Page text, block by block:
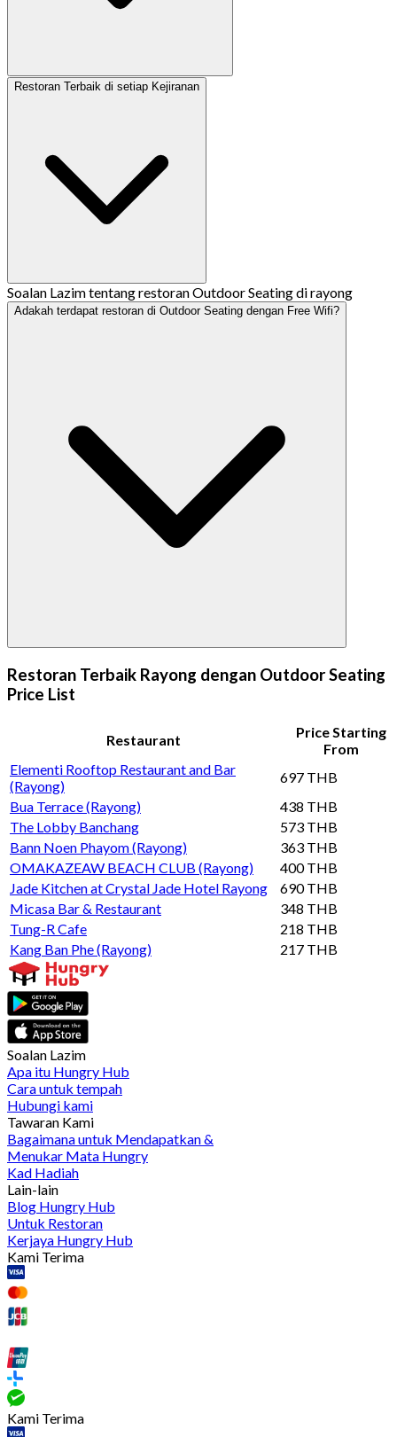
Restoran Terbaik di setiap Kejiranan
Soalan Lazim tentang restoran Outdoor Seating di rayong
Adakah terdapat restoran di Outdoor Seating dengan Free Wifi?
Restoran Terbaik Rayong dengan Outdoor Seating
Price List
Restaurant
Price Starting
From
Elementi Rooftop Restaurant and Bar
(Rayong)
697 THB
Bua Terrace (Rayong)
438 THB
The Lobby Banchang
573 THB
Bann Noen Phayom (Rayong)
363 THB
OMAKAZEAW BEACH CLUB (Rayong)
400 THB
Jade Kitchen at Crystal Jade Hotel Rayong
690 THB
Micasa Bar & Restaurant
348 THB
Tung-R Cafe
218 THB
Kang Ban Phe (Rayong)
217 THB
Soalan Lazim
Apa itu Hungry Hub
Cara untuk tempah
Hubungi kami
Tawaran Kami
Bagaimana untuk Mendapatkan &
Menukar Mata Hungry
Kad Hadiah
Lain-lain
Blog Hungry Hub
Untuk Restoran
Kerjaya Hungry Hub
Kami Terima
Kami Terima